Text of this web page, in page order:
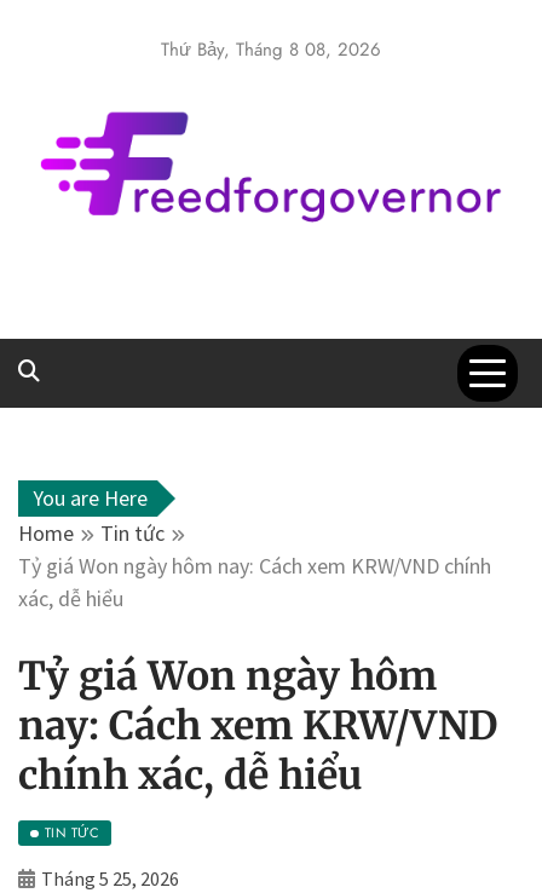
Thứ Bảy, Tháng 8 08, 2026
You are Here
Home
Tin tức
Tỷ giá Won ngày hôm nay: Cách xem KRW/VND chính
xác, dễ hiểu
Tỷ giá Won ngày hôm
nay: Cách xem KRW/VND
chính xác, dễ hiểu
TIN TỨC
Tháng 5 25, 2026